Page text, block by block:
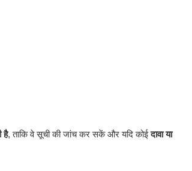
है, ताकि वे सूची की जांच कर सकें और यदि कोईदावा या